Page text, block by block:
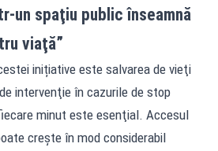
un spaţiu public înseamnă
viaţă”
inițiative este salvarea de vieţi
intervenţie în cazurile de stop
minut este esenţial. Accesul
creşte în mod considerabil